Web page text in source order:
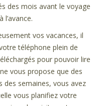
des mois avant le voyage
vos vacances, il
téléphone plein de
pour pouvoir lire
vous propose que des
des semaines, vous avez
vous planifiez votre